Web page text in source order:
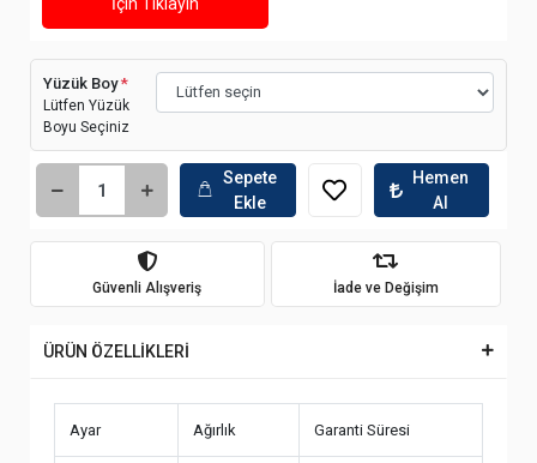
Yüzük Boy*
Lütfen Yüzük
Boyu Seçiniz
Sepete
Ekle
Hemen
Al
Güvenli Alışveriş İade ve Değişim
ÜRÜN ÖZELLİKLERİ
Ayar Ağırlık Garanti Süresi